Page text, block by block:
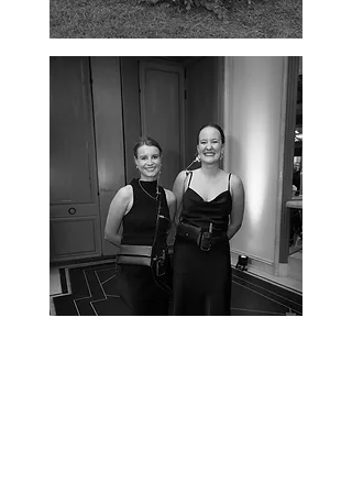
vorher genau geprüft werden.
Mir ist es bei der Empfehlung
an meine Paare generell
besonders wichtig, zwei
Aspekte zu beachten: Stil der
Arbeit: Jedes Brautpaar
wünscht sich einen anderen
Stil. Mit gezielten Fragen finde
ich heraus, welcher Stil am
besten zu euch passt.
Persönlichkeit: Ein „Hippie-
Paar“ benötigt einen anderen